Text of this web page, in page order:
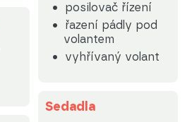
posilovač řízení
řazení pádly pod
volantem
vyhřívaný volant
Sedadla